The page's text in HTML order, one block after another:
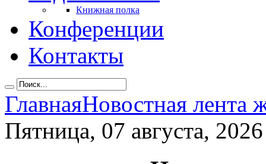
Книжная полка
Конференции
Контакты
ГлавнаяНовостная лента
Пятница, 07 августа, 2026